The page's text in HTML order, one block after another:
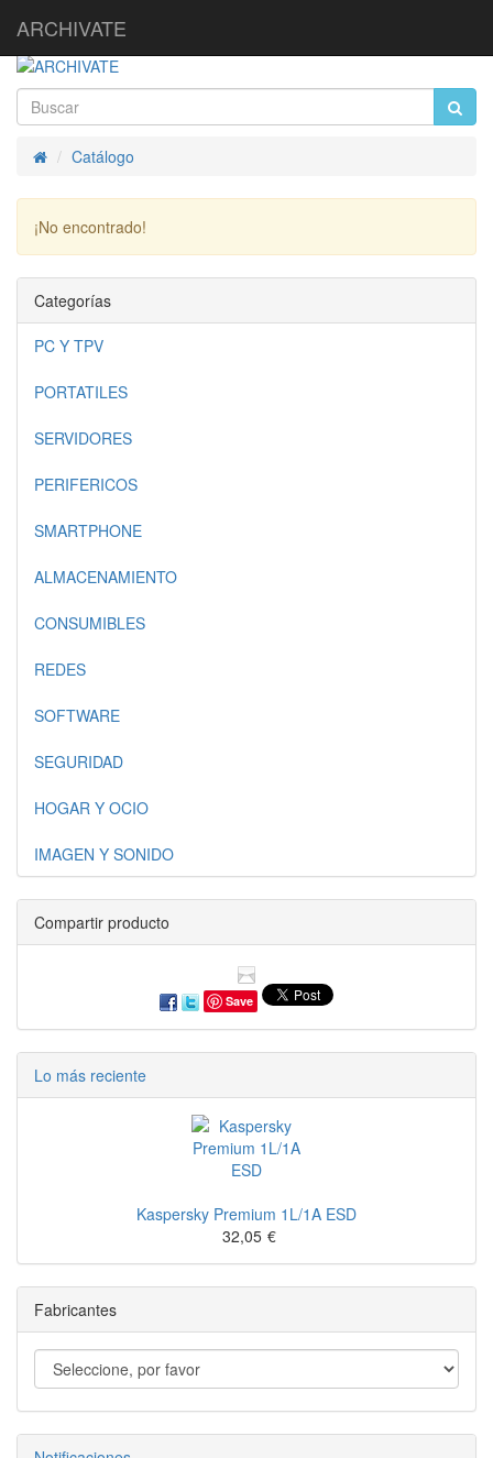
ARCHIVATE
InicioCatálogo
¡No encontrado!
Categorías
PC Y TPV
PORTATILES
SERVIDORES
PERIFERICOS
SMARTPHONE
ALMACENAMIENTO
CONSUMIBLES
REDES
SOFTWARE
SEGURIDAD
HOGAR Y OCIO
IMAGEN Y SONIDO
Compartir producto
Save
Lo más reciente
Kaspersky Premium 1L/1A ESD
32,05 €
Fabricantes